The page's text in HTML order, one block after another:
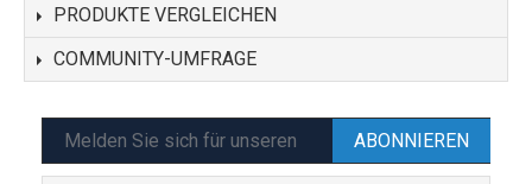
PRODUKTE VERGLEICHEN
COMMUNITY-UMFRAGE
ABONNIEREN